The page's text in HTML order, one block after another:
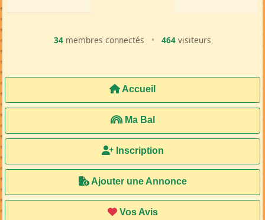
34 membres connectés • 464 visiteurs
Accueil
Ma Bal
Inscription
Ajouter une Annonce
Vos Avis